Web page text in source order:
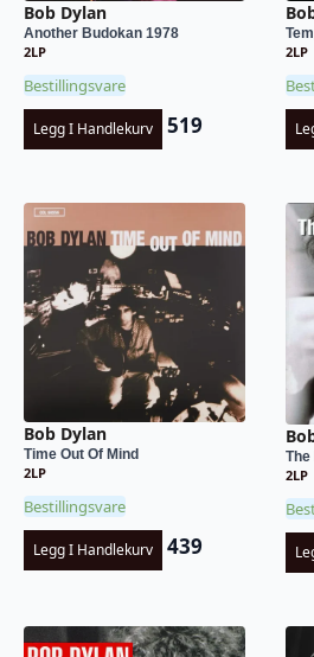
Bob Dylan
Another Budokan 1978
2LP
Bestillingsvare
Legg I Handlekurv 519
2LP
Bob Dylan
Time Out Of Mind
2LP
Bestillingsvare
Legg I Handlekurv 439
2LP